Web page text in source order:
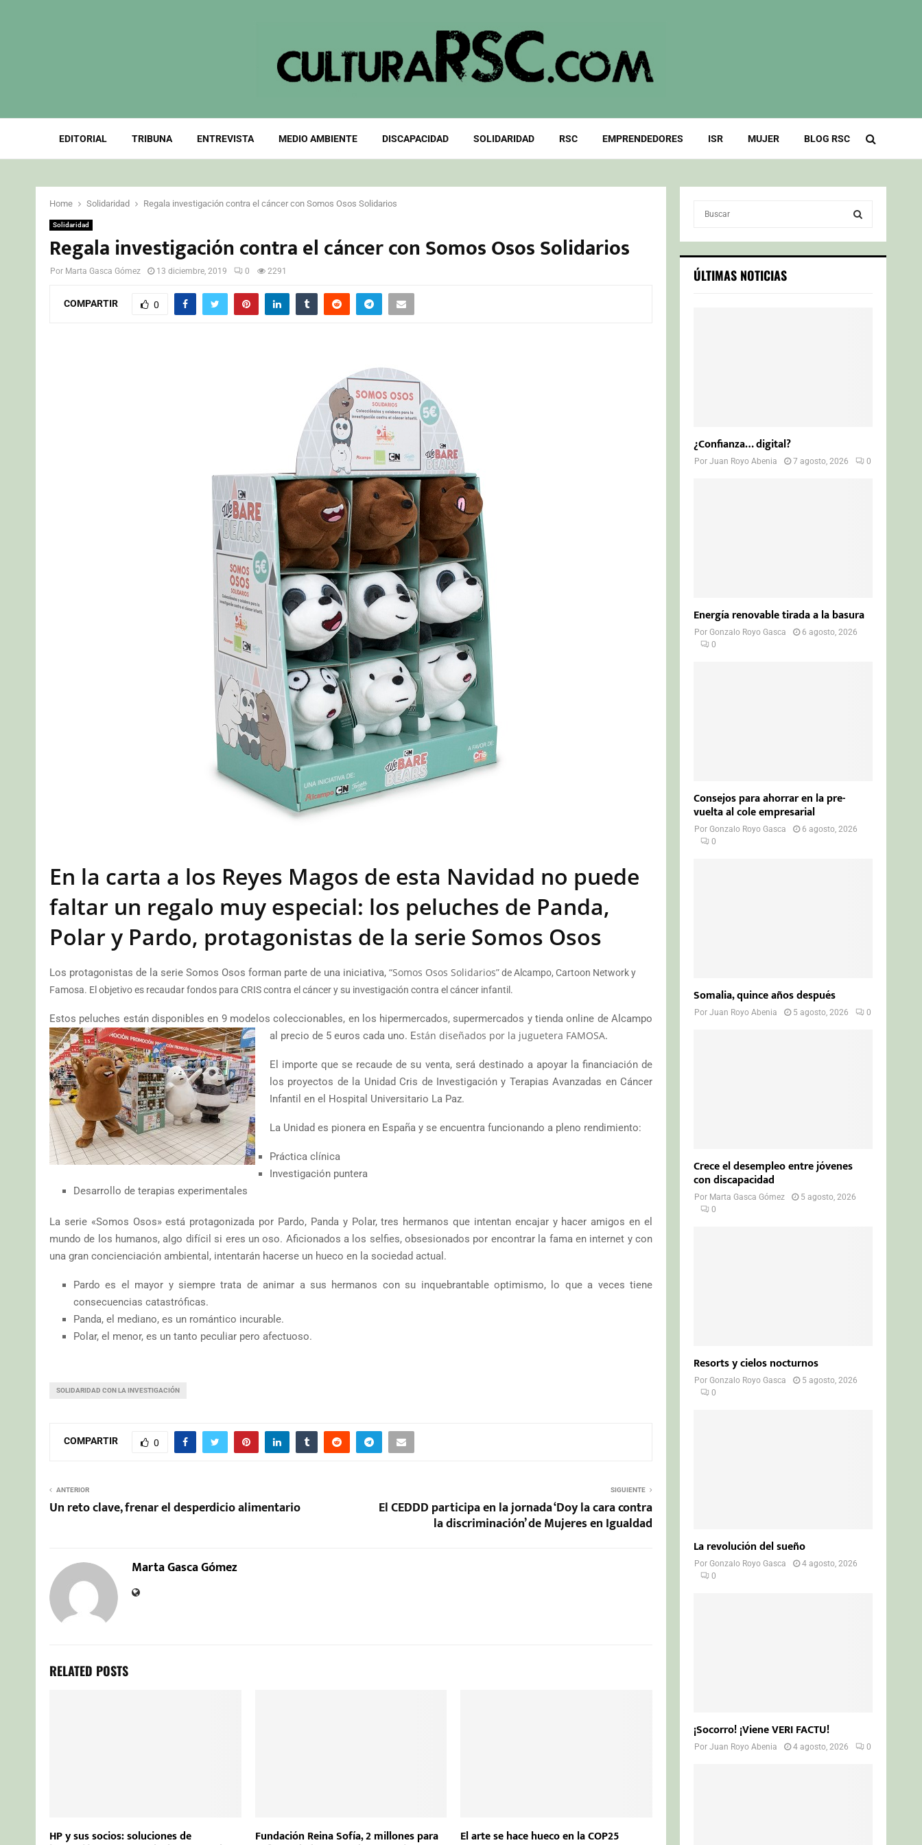
EDITORIAL TRIBUNA ENTREVISTA MEDIO AMBIENTE DISCAPACIDAD SOLIDARIDAD RSC EMPRENDEDORES ISR MUJER BLOG RSC
Home Solidaridad Regala investigación contra el cáncer con Somos Osos Solidarios
Solidaridad
Regala investigación contra el cáncer con Somos Osos Solidarios
Por Marta Gasca Gómez 13 diciembre, 2019 0 2291
COMPARTIR 0
En la carta a los Reyes Magos de esta Navidad no puede
faltar un regalo muy especial: los peluches de Panda,
Polar y Pardo, protagonistas de la serie Somos Osos
Los protagonistas de la serie Somos Osos forman parte de una iniciativa, “Somos Osos Solidarios”de Alcampo, Cartoon Network y
Famosa. El objetivo es recaudar fondos para CRIS contra el cáncer y su investigación contra el cáncer infantil.
Estos peluches están disponibles en 9 modelos coleccionables, en los hipermercados, supermercados y tienda online de Alcampo
al precio de 5 euros cada uno. Están diseñados por la juguetera FAMOSA.
El importe que se recaude de su venta, será destinado a apoyar la financiación de
los proyectos de la Unidad Cris de Investigación y Terapias Avanzadas en Cáncer
Infantil en el Hospital Universitario La Paz.
La Unidad es pionera en España y se encuentra funcionando a pleno rendimiento:
Práctica clínica
Investigación puntera
Desarrollo de terapias experimentales
La serie «Somos Osos» está protagonizada por Pardo, Panda y Polar, tres hermanos que intentan encajar y hacer amigos en el
mundo de los humanos, algo difícil si eres un oso. Aficionados a los selfies, obsesionados por encontrar la fama en internet y con
una gran concienciación ambiental, intentarán hacerse un hueco en la sociedad actual.
Pardo es el mayor y siempre trata de animar a sus hermanos con su inquebrantable optimismo, lo que a veces tiene
consecuencias catastróficas.
Panda, el mediano, es un romántico incurable.
Polar, el menor, es un tanto peculiar pero afectuoso.
SOLIDARIDAD CON LA INVESTIGACIÓN
COMPARTIR 0
ANTERIOR
Un reto clave, frenar el desperdicio alimentario
SIGUIENTE
El CEDDD participa en la jornada ‘Doy la cara contra
la discriminación’ de Mujeres en Igualdad
Marta Gasca Gómez
RELATED POSTS
HP y sus socios: soluciones de Fundación Reina Sofía, 2 millones para El arte se hace hueco en la COP25
c
h
S
ÚLTIMAS NOTICIAS
¿Confianza… digital?
PorJuan Royo Abenia 7 agosto, 2026 0
Energía renovable tirada a la basura
PorGonzalo Royo Gasca
6 agosto, 2026
0
Consejos para ahorrar en la pre-
vuelta al cole empresarial
PorGonzalo Royo Gasca
6 agosto, 2026
0
Somalia, quince años después
PorJuan Royo Abenia 5 agosto, 2026 0
Crece el desempleo entre jóvenes
con discapacidad
Por Marta Gasca Gómez
5 agosto, 2026
0
Resorts y cielos nocturnos
PorGonzalo Royo Gasca
5 agosto, 2026
0
La revolución del sueño
PorGonzalo Royo Gasca
4 agosto, 2026
0
¡Socorro! ¡Viene VERI FACTU!
PorJuan Royo Abenia 4 agosto, 2026 0